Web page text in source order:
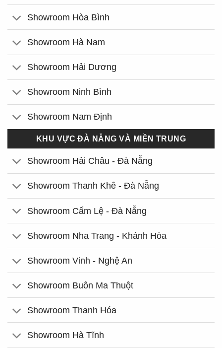
Showroom Hòa Bình
Showroom Hà Nam
Showroom Hải Dương
Showroom Ninh Bình
Showroom Nam Định
KHU VỰC ĐÀ NẴNG VÀ MIỀN TRUNG
Showroom Hải Châu - Đà Nẵng
Showroom Thanh Khê - Đà Nẵng
Showroom Cẩm Lệ - Đà Nẵng
Showroom Nha Trang - Khánh Hòa
Showroom Vinh - Nghệ An
Showroom Buôn Ma Thuột
Showroom Thanh Hóa
Showroom Hà Tĩnh